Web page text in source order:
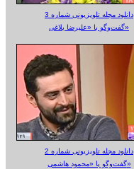
دانلود مجله تلویزیونی شماره 3
گفت‌وگو با «علیرضا بلاغی»
دانلود مجله تلویزیونی شماره 2
گفت‌وگو با «محمود هاشمی»